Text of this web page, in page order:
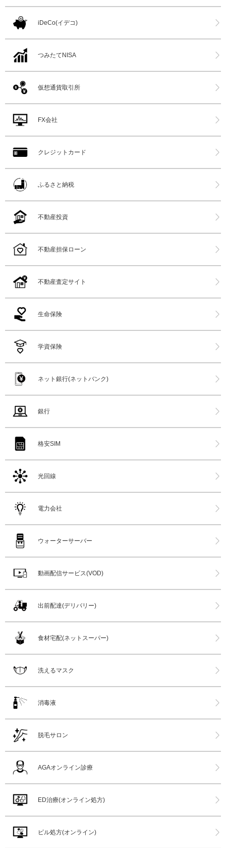
iDeCo(イデコ)
つみたてNISA
仮想通貨取引所
FX会社
クレジットカード
ふるさと納税
不動産投資
不動産担保ローン
不動産査定サイト
生命保険
学資保険
ネット銀行(ネットバンク)
銀行
格安SIM
光回線
電力会社
ウォーターサーバー
動画配信サービス(VOD)
出前配達(デリバリー)
食材宅配(ネットスーパー)
洗えるマスク
消毒液
脱毛サロン
AGAオンライン診療
ED治療(オンライン処方)
ピル処方(オンライン)